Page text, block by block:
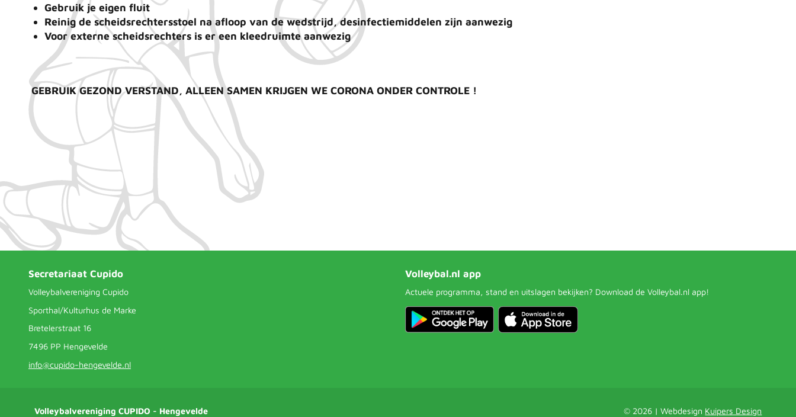
Gebruik je eigen fluit
Reinig de scheidsrechtersstoel na afloop van de wedstrijd, desinfectiemiddelen zijn aanwezig
Voor externe scheidsrechters is er een kleedruimte aanwezig
GEBRUIK GEZOND VERSTAND, ALLEEN SAMEN KRIJGEN WE CORONA ONDER CONTROLE !
Secretariaat Cupido
Volleybalvereniging Cupido
Sporthal/Kulturhus de Marke
Bretelerstraat 16
7496 PP Hengevelde
info@cupido-hengevelde.nl
Volleybal.nl app
Actuele programma, stand en uitslagen bekijken? Download de Volleybal.nl app!
Volleybalvereniging CUPIDO - Hengevelde © 2026 | Webdesign Kuipers Design